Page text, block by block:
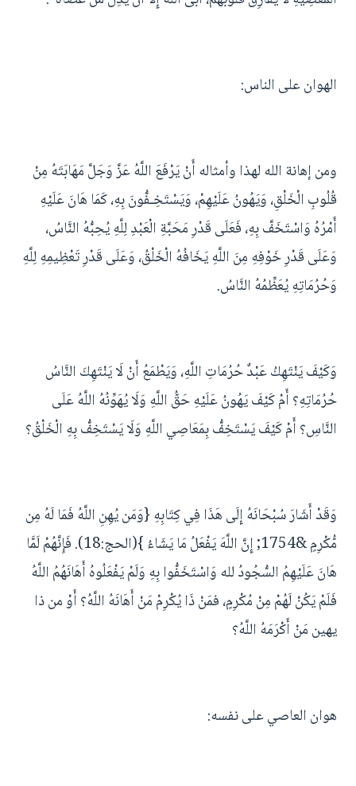
الهوان على الناس:
ومن إهانة الله لهذا وأمثاله أَنْ يَرْفَعَ اللَّهُ عَزَّ وَجَلَّ مَهَابَتَهُ مِنْ
قُلُوبِ الْخَلْقِ، وَيَهُونُ عَلَيْهِمْ، وَيَسْتَخِـفُّونَ بِهِ، كَمَا هَانَ عَلَيْهِ
أَمْرُهُ وَاسْتَخَفَّ بِهِ، فَعَلَى قَدْرِ مَحَبَّةِ الْعَبْدِ لِلَّهِ يُحِبُّهُ النَّاسُ،
وَعَلَى قَدْرِ خَوْفِهِ مِنَ اللَّهِ يَخَافُهُ الْخَلْقُ، وَعَلَى قَدْرِ تَعْظِيمِهِ لِلَّهِ
وَحُرُمَاتِهِ يُعَظِّمُهُ النَّاسُ.
وَكَيْفَ يَنْتَهِكُ عَبْدٌ حُرُمَاتِ اللَّهِ، وَيَطْمَعُ أَنْ لَا يَنْتَهِكَ النَّاسُ
حُرُمَاتِهِ؟ أَمْ كَيْفَ يَهُونُ عَلَيْهِ حَقُّ اللَّهِ وَلَا يُهَوِّنُهُ اللَّهُ عَلَى
النَّاسِ؟ أَمْ كَيْفَ يَسْتَخِفُّ بِمَعَاصِي اللَّهِ وَلَا يَسْتَخِفُّ بِهِ الْخَلْقُ؟
وَقَدْ أَشَارَ سُبْحَانَهُ إِلَى هَذَا فِي كِتَابِهِ {وَمَن يُهِنِ اللَّهُ فَمَا لَهُ مِن
مُّكْرِمٍ &1754; إِنَّ اللَّهَ يَفْعَلُ مَا يَشَاءُ }(الحج:18). فَإِنَّهُمْ لَمَّا
هَانَ عَلَيْهِمُ السُّجُودُ لله وَاسْتَخَفُّوا بِهِ وَلَمْ يَفْعَلُوهُ أَهَانَهُمُ اللَّهُ
فَلَمْ يَكُنْ لَهُمْ مِنْ مُكْرِمٍ، فمَنْ ذَا يُكْرِمْ مَنْ أَهَانَهُ اللَّهُ؟ أَوْ من ذا
يهين مَنْ أَكْرَمَهُ اللَّهُ؟
هوان العاصي على نفسه: